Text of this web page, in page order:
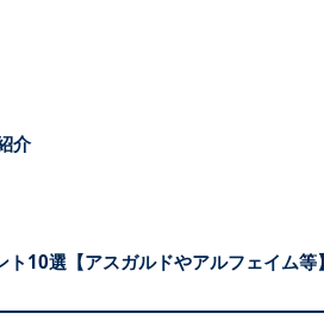
介
10選【アスガルドやアルフェイム等】